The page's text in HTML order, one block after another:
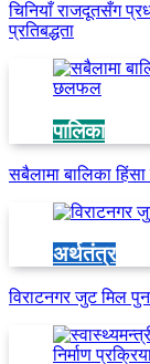
चिनियाँ राजदूतसँग
प्रतिबद्धता
पालिका
सबैलामा बालिका
अर्थतंत्र
विराटनगर जुट मिल